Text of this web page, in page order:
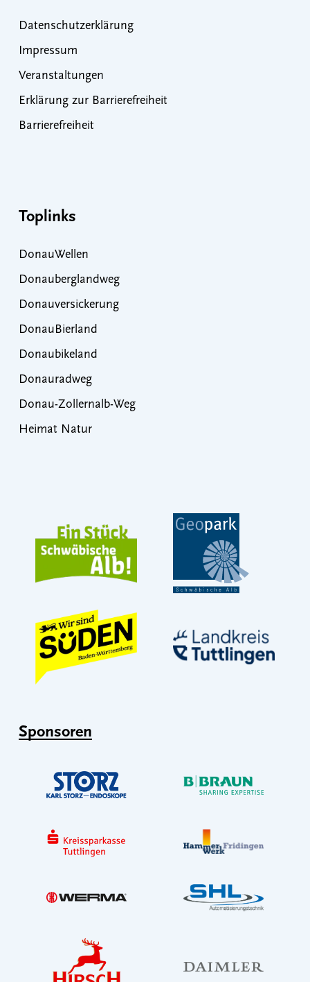
Datenschutzerklärung
Impressum
Veranstaltungen
Erklärung zur Barrierefreiheit
Barrierefreiheit
Toplinks
DonauWellen
Donauberglandweg
Donauversickerung
DonauBierland
Donaubikeland
Donauradweg
Donau-Zollernalb-Weg
Heimat Natur
Sponsoren